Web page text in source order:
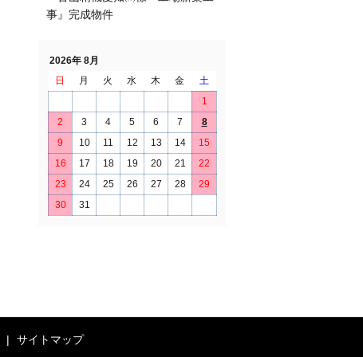
事』完成物件
2026年 8月
日
月 火 水 木 金
土
1
2
3 4 5 6 7
8
9
10 11 12 13 14
15
16
17 18 19 20 21
22
23
24 25 26 27 28
29
30
31
サイトマップ